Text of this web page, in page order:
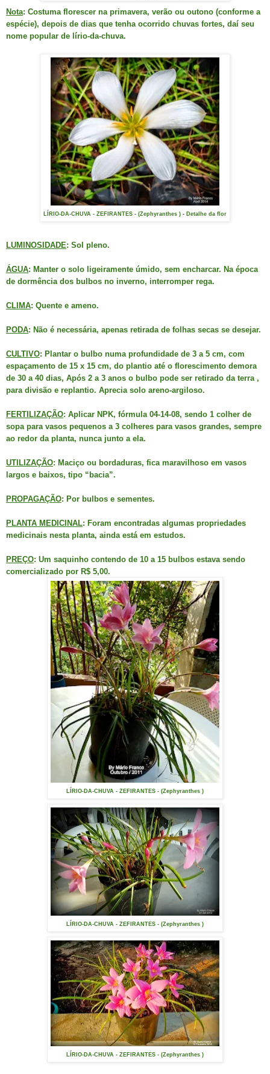
Nota: Costuma florescer na primavera, verão ou outono (conforme a
espécie), depois de dias que tenha ocorrido chuvas fortes, daí seu
nome popular de lírio-da-chuva.
LÍRIO-DA-CHUVA - ZEFIRANTES - (Zephyranthes ) - Detalhe da flor
LUMINOSIDADE: Sol pleno.
ÁGUA: Manter o solo ligeiramente úmido, sem encharcar. Na época
de dormência dos bulbos no inverno, interromper rega.
CLIMA: Quente e ameno.
PODA: Não é necessária, apenas retirada de folhas secas se desejar.
CULTIVO: Plantar o bulbo numa profundidade de 3 a 5 cm, com
espaçamento de 15 x 15 cm, do plantio até o florescimento demora
de 30 a 40 dias, Após 2 a 3 anos o bulbo pode ser retirado da terra ,
para divisão e replantio. Aprecia solo areno-argiloso.
FERTILIZAÇÃO: Aplicar NPK, fórmula 04-14-08, sendo 1 colher de
sopa para vasos pequenos a 3 colheres para vasos grandes, sempre
ao redor da planta, nunca junto a ela.
UTILIZAÇÃO: Maciço ou bordaduras, fica maravilhoso em vasos
largos e baixos, tipo “bacia”.
PROPAGAÇÃO: Por bulbos e sementes.
PLANTA MEDICINAL: Foram encontradas algumas propriedades
medicinais nesta planta, ainda está em estudos.
PREÇO: Um saquinho contendo de 10 a 15 bulbos estava sendo
comercializado por R$ 5,00.
LÍRIO-DA-CHUVA - ZEFIRANTES - (Zephyranthes )
LÍRIO-DA-CHUVA - ZEFIRANTES - (Zephyranthes )
LÍRIO-DA-CHUVA - ZEFIRANTES - (Zephyranthes )